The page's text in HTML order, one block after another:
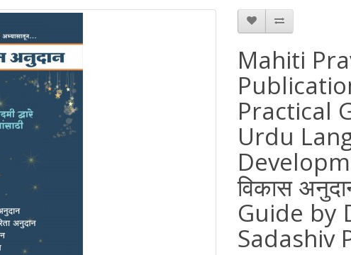
Mahiti
Practical
Urdu
विकास
Guide by
Sadashiv